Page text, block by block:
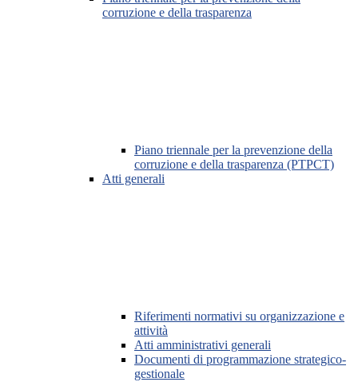
corruzione e della trasparenza
Piano triennale per la prevenzione della
corruzione e della trasparenza (PTPCT)
Atti generali
Riferimenti normativi su organizzazione e
attività
Atti amministrativi generali
Documenti di programmazione strategico-
gestionale